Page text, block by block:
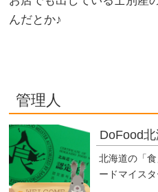
んだとか♪
管理人
DoFood
北海道の「
ードマイスタ